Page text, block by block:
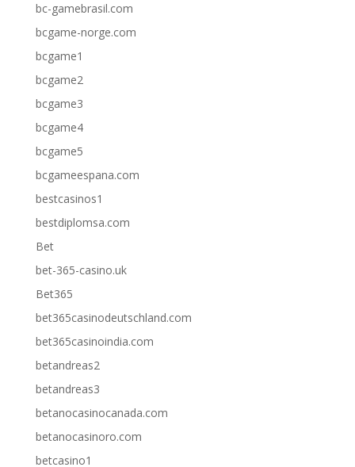
bc-gamebrasil.com
bcgame-norge.com
bcgame1
bcgame2
bcgame3
bcgame4
bcgame5
bcgameespana.com
bestcasinos1
bestdiplomsa.com
Bet
bet-365-casino.uk
Bet365
bet365casinodeutschland.com
bet365casinoindia.com
betandreas2
betandreas3
betanocasinocanada.com
betanocasinoro.com
betcasino1